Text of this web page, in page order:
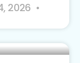
2026